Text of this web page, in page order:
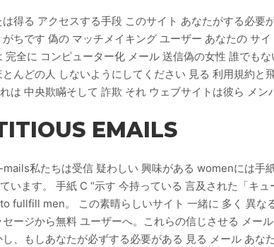
は得る アクセスする手段 このサイト あなたがする必
ちです 偽の マッチメイキング ユーザー あなたの サ
完全に コンピューター化 メール 送信偽の女性 誰でも
とんどの人 しないようにしてください 見る 利用規約
は 中央欺瞞そして 詐欺 それ ウェブサイトは彼ら メン
EMAILS
私たちは受信 疑わしい 興味がある womenには手
います。 手紙 C “示す 今持っている 言及された「キ
fullfill men。 この素晴らしいサイト 一緒に 多く 異な
セージから無料 ユーザーへ。これらの信じさせる メー
し、もしあなたが必ずする必要がある 見る メール あ